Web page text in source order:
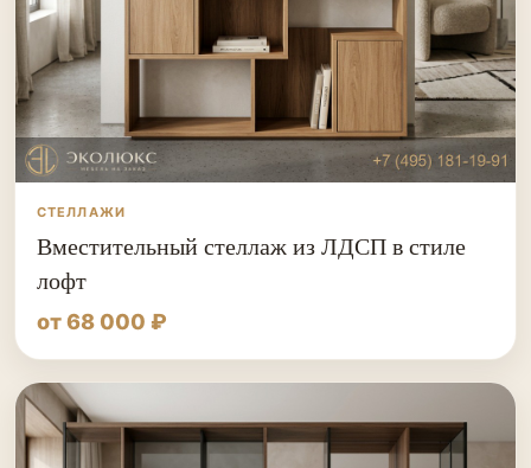
СТЕЛЛАЖИ
Вместительный стеллаж из ЛДСП в стиле
лофт
от 68 000 ₽